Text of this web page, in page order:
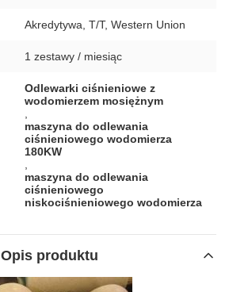
Akredytywa, T/T, Western Union
1 zestawy / miesiąc
Odlewarki ciśnieniowe z
wodomierzem mosiężnym
maszyna do odlewania
ciśnieniowego wodomierza
180KW
maszyna do odlewania
ciśnieniowego
niskociśnieniowego wodomierza
Opis produktu